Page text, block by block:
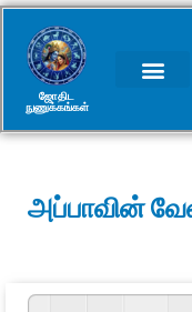
ஜோதிட
நுணுக்கங்கள்​
அப்பாவின்